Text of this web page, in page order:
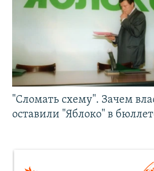
"Сломать схему". Зачем
оставили "Яблоко" в